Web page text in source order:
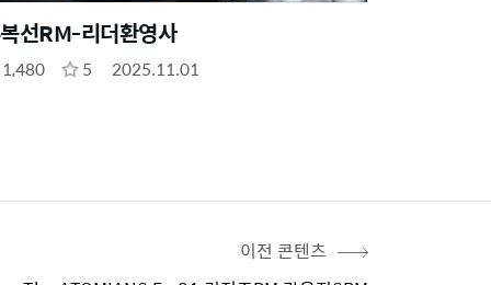
선RM-리더환영사
1,480 5 2025.11.01
이전 콘텐츠